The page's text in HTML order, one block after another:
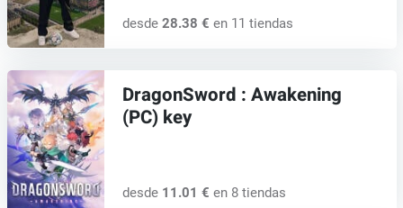
desde 28.38 € en 11 tiendas
DragonSword : Awakening
(PC) key
desde 11.01 € en 8 tiendas